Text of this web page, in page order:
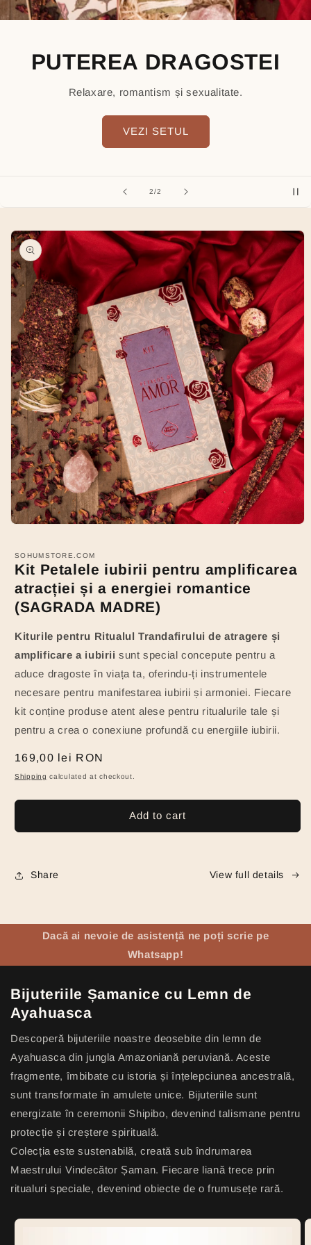
2/of
2
PUTEREA DRAGOSTEI
Relaxare, romantism și sexualitate.
VEZI SETUL
Skip to
product
information
in
modal
SOHUMSTORE.COM
Kit Petalele iubirii pentru amplificarea
atracției și a energiei romantice
(SAGRADA MADRE)
Kiturile pentru Ritualul Trandafirului de atragere și
amplificare a iubirii sunt special concepute pentru a
aduce dragoste în viața ta, oferindu-ți instrumentele
necesare pentru manifestarea iubirii și armoniei. Fiecare
kit conține produse atent alese pentru ritualurile tale și
pentru a crea o conexiune profundă cu energiile iubirii.
Regular
price
169,00 lei RON
Shipping calculated at checkout.
Add to cart
Share View full details
Dacă ai nevoie de asistență ne poți scrie pe
Whatsapp!
Bijuteriile Șamanice cu Lemn de
Ayahuasca
Descoperă bijuteriile noastre deosebite din lemn de
Ayahuasca din jungla Amazoniană peruviană. Aceste
fragmente, îmbibate cu istoria și înțelepciunea ancestrală,
sunt transformate în amulete unice. Bijuteriile sunt
energizate în ceremonii Shipibo, devenind talismane pentru
protecție și creștere spirituală.
Colecția este sustenabilă, creată sub îndrumarea
Maestrului Vindecător Șaman. Fiecare liană trece prin
ritualuri speciale, devenind obiecte de o frumusețe rară.